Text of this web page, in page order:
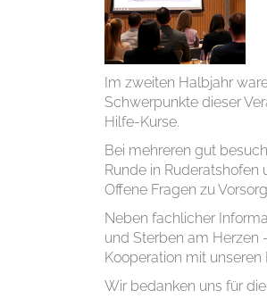
Im zweiten Halbjahr
Schwerpunkte dieser
Hilfe-Kurse.
Bei mehreren gut
Runde in
Offene Fragen zu
Neben fachlicher
und Sterben am Herzen
Kooperation mit unseren
Wir bedanken uns für